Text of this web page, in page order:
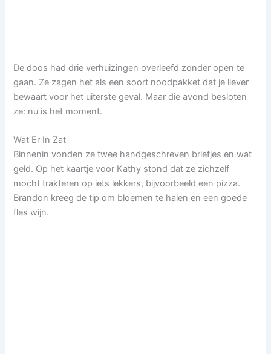
De doos had drie verhuizingen overleefd zonder open te
gaan. Ze zagen het als een soort noodpakket dat je liever
bewaart voor het uiterste geval. Maar die avond besloten
ze: nu is het moment.
Wat Er In Zat
Binnenin vonden ze twee handgeschreven briefjes en wat
geld. Op het kaartje voor Kathy stond dat ze zichzelf
mocht trakteren op iets lekkers, bijvoorbeeld een pizza.
Brandon kreeg de tip om bloemen te halen en een goede
fles wijn.